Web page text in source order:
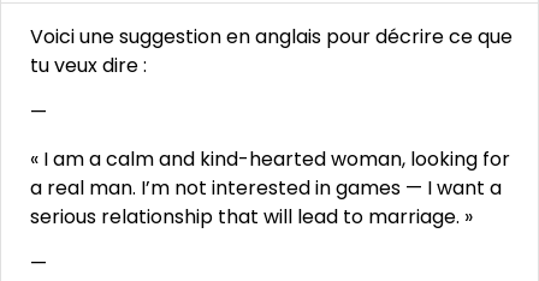
Voici une suggestion en anglais pour décrire ce que
tu veux dire :
—
« I am a calm and kind-hearted woman, looking for
a real man. I’m not interested in games — I want a
serious relationship that will lead to marriage. »
—